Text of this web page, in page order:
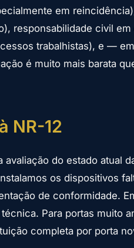
em
responsabilidade civil em
trabalhistas), e —
é muito mais barata
NR-12
do estado atual
os dispositivos
de conformidade.
Para portas muito
completa por porta